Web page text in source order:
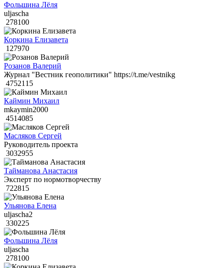
Фольшина Лёля
uljascha
278100
Коркина Елизавета
127970
Розанов Валерий
Журнал "Вестник геополитики" https://t.me/vestnikg
4752115
Каймин Михаил
mkaymin2000
4514085
Масляков Сергей
Руководитель проекта
3032955
Тайманова Анастасия
Эксперт по нормотворчеству
722815
Ульянова Елена
uljascha2
330225
Фольшина Лёля
uljascha
278100